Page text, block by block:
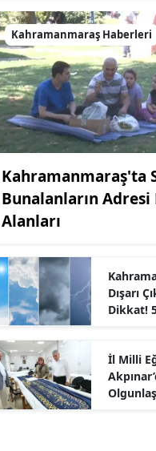
Kahramanmaraş Haberleri
Kahramanmaraş'ta
Bunalanların
Alanları
Dışarı
Dikkat!
İl Milli